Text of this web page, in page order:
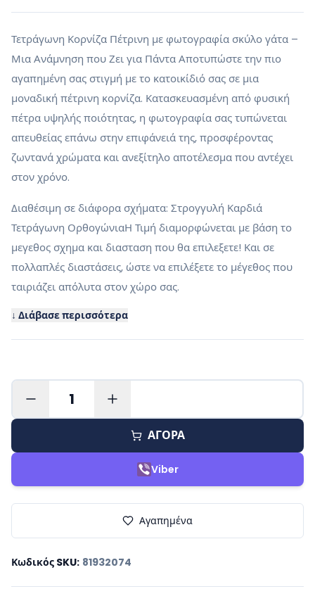
Τετράγωνη Κορνίζα Πέτρινη με φωτογραφία σκύλο γάτα –
Μια Ανάμνηση που Ζει για Πάντα Αποτυπώστε την πιο
αγαπημένη σας στιγμή με το κατοικίδιό σας σε μια
μοναδική πέτρινη κορνίζα. Κατασκευασμένη από φυσική
πέτρα υψηλής ποιότητας, η φωτογραφία σας τυπώνεται
απευθείας επάνω στην επιφάνειά της, προσφέροντας
ζωντανά χρώματα και ανεξίτηλο αποτέλεσμα που αντέχει
στον χρόνο.
Διαθέσιμη σε διάφορα σχήματα: Στρογγυλή Καρδιά
Τετράγωνη ΟρθογώνιαΗ Τιμή διαμορφώνεται με βάση το
μεγεθος σχημα και διασταση που θα επιλεξετε! Και σε
πολλαπλές διαστάσεις, ώστε να επιλέξετε το μέγεθος που
ταιριάζει απόλυτα στον χώρο σας.
↓ Διάβασε περισσότερα
1
ΑΓΟΡΑ
Viber
Αγαπημένα
Κωδικός SKU: 81932074